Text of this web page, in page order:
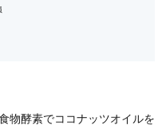
物酵素でココナッツオイルを